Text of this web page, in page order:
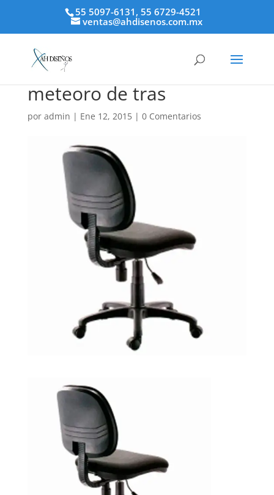
55 5097-6131, 55 6729-4521
ventas@ahdisenos.com.mx
meteoro de tras
por admin | Ene 12, 2015| 0 Comentarios